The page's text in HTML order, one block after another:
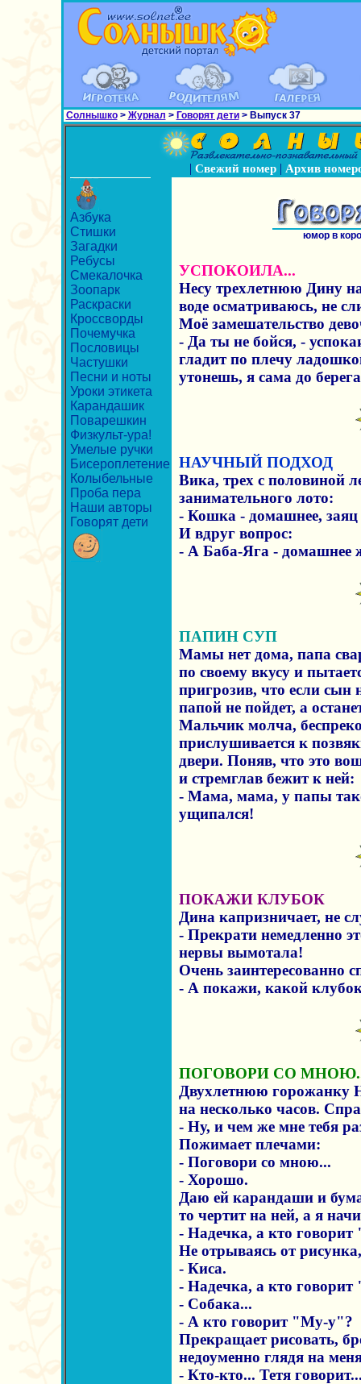
Солнышко> Журнал > Говорят дети> Выпуск 37
| Свежий номер| Архив
Азбука
Стишки
Загадки
Ребусы
Смекалочка
Зоопарк
Раскраски
Кроссворды
Почемучка
Пословицы
Частушки
Песни и ноты
Уроки этикета
Карандашик
Поварешкин
Физкульт-ура!
Умелые ручки
Бисероплетение
Колыбельные
Проба пера
Наши авторы
Говорят дети
юмор в
УСПОКОИЛА...
Несу трехлетнюю Дину
воде осматриваюсь, не
Моё замешательство
- Да ты не бойся, -
гладит по плечу
утонешь, я сама до
НАУЧНЫЙ ПОДХОД
Вика, трех с половиной
занимательного лото:
- Кошка - домашнее, заяц
И вдруг вопрос:
- А Баба-Яга - домашнее
ПАПИН СУП
Мамы нет дома, папа
по своему вкусу и
пригрозив, что если сын
папой не пойдет, а
Мальчик молча,
прислушивается к
двери. Поняв, что это
и стремглав бежит к ней:
- Мама, мама, у папы
ущипался!
ПОКАЖИ КЛУБОК
Дина капризничает, не
- Прекрати немедленно
нервы вымотала!
Очень заинтересованно
- А покажи, какой
ПОГОВОРИ СО
Двухлетнюю горожанку
на несколько часов.
- Ну, и чем же мне тебя
Пожимает плечами:
- Поговори со мною...
- Хорошо.
Даю ей карандаши и
то чертит на ней, а я
- Надечка, а кто
Не отрываясь от
- Киса.
- Надечка, а кто говорит
- Собака...
- А кто говорит "Му-у"?
Прекращает рисовать,
недоуменно глядя на
- Кто-кто... Тетя